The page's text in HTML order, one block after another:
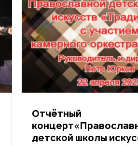
Отчётный
детской школы